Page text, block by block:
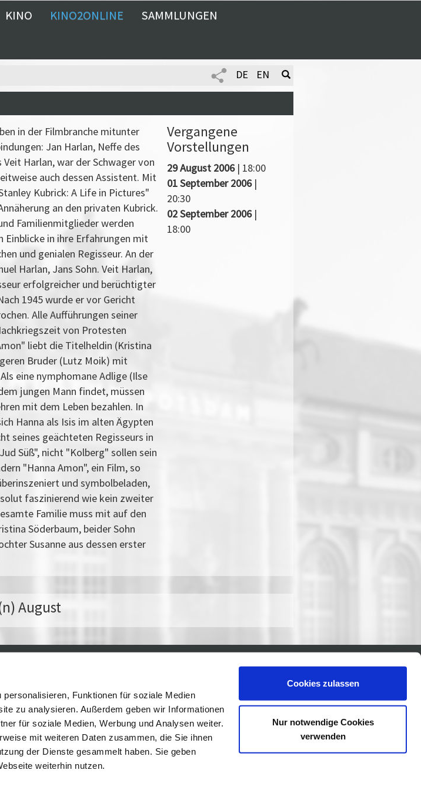
Funktionen für soziale Medien
zu analysieren. Außerdem geben wir Informationen
für soziale Medien, Werbung und Analysen weiter.
mit weiteren Daten zusammen, die Sie ihnen
der Dienste gesammelt haben. Sie geben
weiterhin nutzen.
Cookies zulassen
Nur notwendige Cookies
verwenden
KINO KINO2ONLINE
SAMMLUNGEN
DE EN
in der Filmbranche mitunter
Jan Harlan, Neffe des
Harlan, war der Schwager von
auch dessen Assistent. Mit
Kubrick: A Life in Pictures"
an den privaten Kubrick.
Familienmitglieder werden
Einblicke in ihre Erfahrungen mit
und genialen Regisseur. An der
Harlan, Jans Sohn. Veit Harlan,
erfolgreicher und berüchtigter
1945 wurde er vor Gericht
Alle Aufführungen seiner
von Protesten
liebt die Titelheldin (Kristina
Bruder (Lutz Moik) mit
eine nymphomane Adlige (Ilse
jungen Mann findet, müssen
mit dem Leben bezahlen. In
Hanna als Isis im alten Ägypten
seines geächteten Regisseurs in
Süß", nicht "Kolberg" sollen sein
"Hanna Amon", ein Film, so
und symbolbeladen,
faszinierend wie kein zweiter
Familie muss mit auf den
Söderbaum, beider Sohn
Susanne aus dessen erster
Vergangene
Vorstellungen
29 August 2006| 18:00
01 September 2006|
20:30
02 September 2006|
18:00
August
Sitemap
Datenschutz
Cookie-Einstellungen